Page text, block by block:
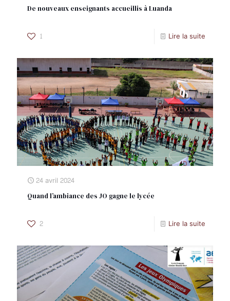
De nouveaux enseignants accueillis à Luanda
1 Lire la suite
24 avril 2024
Quand l’ambiance des JO gagne le lycée
2 Lire la suite